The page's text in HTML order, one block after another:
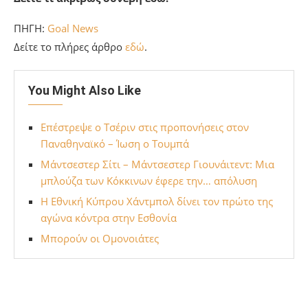
ΠΗΓΗ: Goal News
Δείτε το πλήρες άρθρο εδώ.
You Might Also Like
Επέστρεψε ο Τσέριν στις προπονήσεις στον
Παναθηναϊκό – Ίωση ο Τουμπά
Μάντσεστερ Σίτι – Μάντσεστερ Γιουνάιτεντ: Μια
μπλούζα των Κόκκινων έφερε την… απόλυση
Η Εθνική Κύπρου Χάντμπολ δίνει τον πρώτο της
αγώνα κόντρα στην Εσθονία
Μπορούν οι Ομονοιάτες